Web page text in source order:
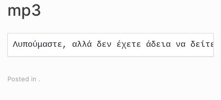
mp3
Λυπούμαστε, αλλά δεν έχετε άδεια να δείτε
Posted in .